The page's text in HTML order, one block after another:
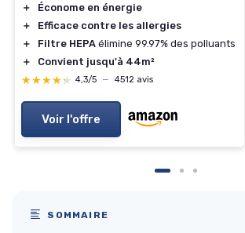
＋
Économe en énergie
＋
Efficace contre les allergies
＋
Filtre HEPA élimine 99.97% des polluants
＋
Convient jusqu'à 44m²
★★★★★
★★★★★ 4,3/5 — 4512 avis
Voir l'offre
SOMMAIRE